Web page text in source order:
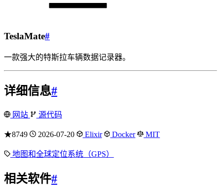
TeslaMate#
一款强大的特斯拉车辆数据记录器。
详细信息#
网站 源代码
★8749 2026-07-20 Elixir Docker MIT
地图和全球定位系统（GPS）
相关软件#